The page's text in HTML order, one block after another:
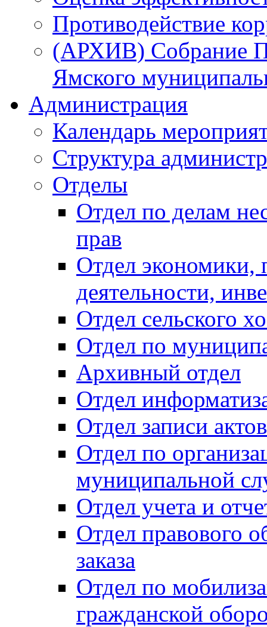
Противодействие
(АРХИВ) Собрание
Ямского
Администрация
Календарь
Структура
Отделы
Отдел по делам
прав
Отдел экономики,
деятельности,
Отдел сельского
Отдел по
Архивный отдел
Отдел
Отдел записи
Отдел по
муниципальной
Отдел учета и
Отдел правового
заказа
Отдел по
гражданской